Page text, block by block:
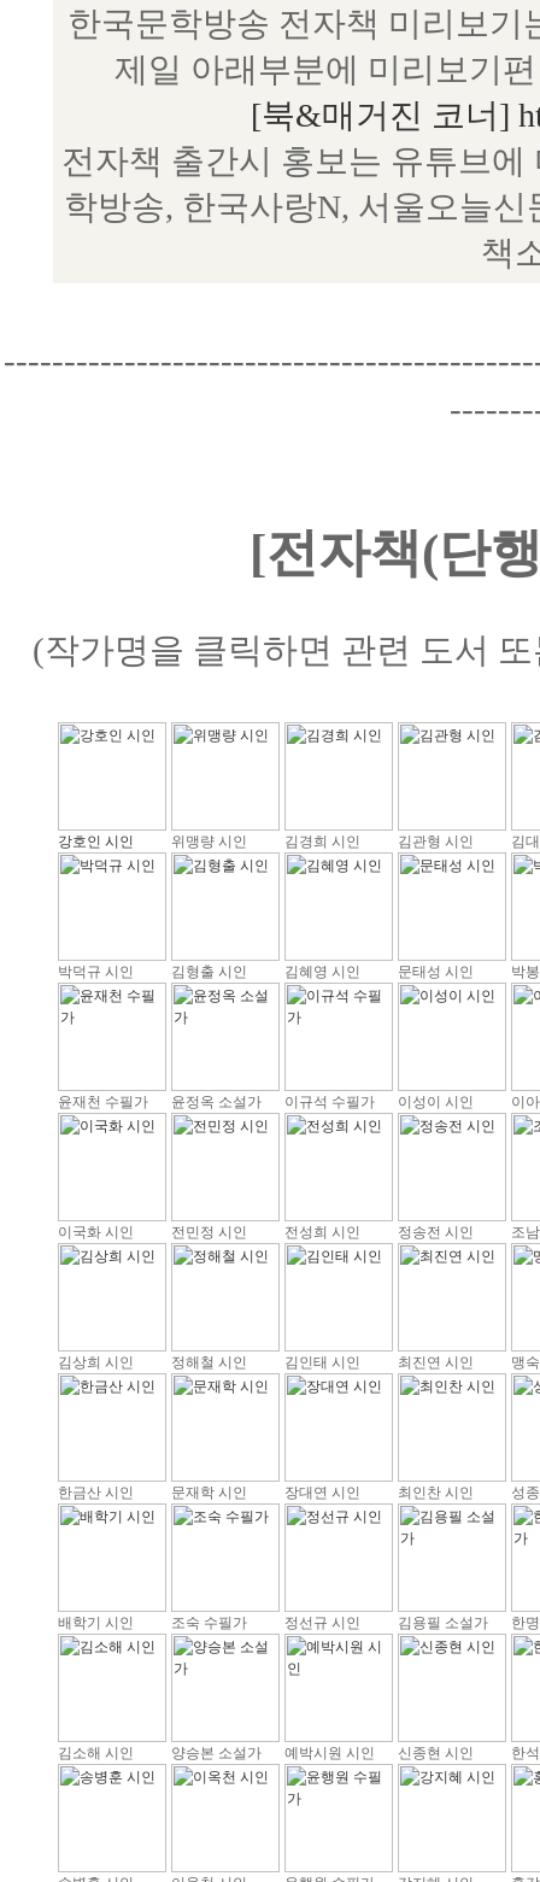
한국문학방송 전자책 미리보
제일 아래부분에 미리보기
[북&매거진 코너]
전자책 출간시 홍보는 유튜브
학방송, 한국사랑N, 서울오늘
책
[전자책(단
(작가명을 클릭하면 관련 도서
강호인 시인 위맹량 시인 김경희 시인 김관형 시인 김
박덕규 시인 김형출 시인 김혜영 시인 문태성 시인 박
윤재천 수필가 윤정옥 소설가 이규석 수필가 이성이 시인 이
이국화 시인 전민정 시인 전성희 시인 정송전 시인 조
김상희 시인 정해철 시인 김인태 시인 최진연 시인 맹
한금산 시인 문재학 시인 장대연 시인 최인찬 시인 성
배학기 시인 조숙 수필가 정선규 시인 김용필 소설가 한
김소해 시인 양승본 소설가 예박시원 시인 신종현 시인 한